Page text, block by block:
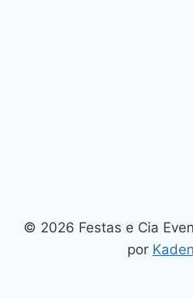
© 2026 Festas e Cia
por